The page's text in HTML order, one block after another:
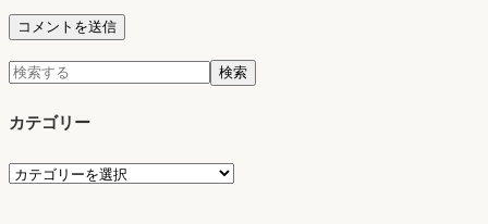
検
検索
カテゴリー
カ